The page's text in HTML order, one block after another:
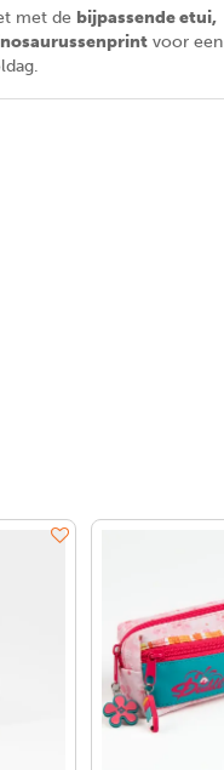
met de bijpassende etui,
voor een